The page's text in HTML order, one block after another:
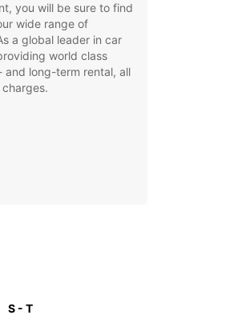
you will be sure to find
wide range of
a global leader in car
world class
long-term rental, all
S - T